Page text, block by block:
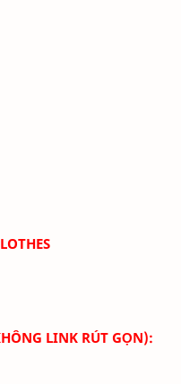
LINK RÚT GỌN):